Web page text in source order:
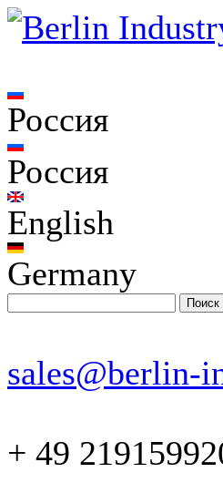
Россия
Россия
English
Germany
sales@berlin-
+ 49